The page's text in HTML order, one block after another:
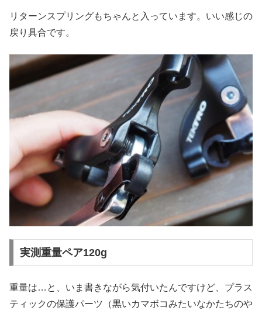
リターンスプリングもちゃんと入っています。いい感じの
戻り具合です。
実測重量ペア120g
重量は…と、いま書きながら気付いたんですけど、プラス
ティックの保護パーツ（黒いカマボコみたいなかたちのや